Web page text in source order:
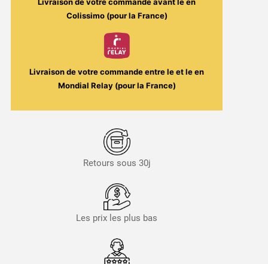
Livraison de votre commande avant leen
Colissimo (pour la France)
Livraison de votre commande entre leet leen
Mondial Relay (pour la France)
Retours sous 30j
Les prix les plus bas